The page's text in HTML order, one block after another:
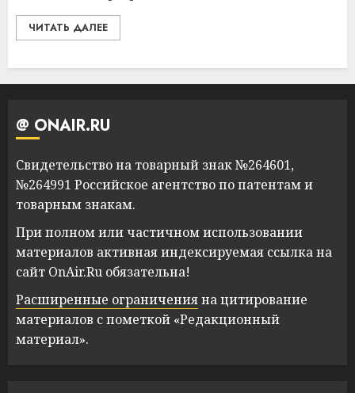
ЧИТАТЬ ДАЛЕЕ
@ ONAIR.RU
Свидетельство на товарный знак №264601,
№264991 Российское агентство по патентам и
товарным знакам.
При полном или частичном использовании
материалов активная индексируемая ссылка на
сайт OnAir.Ru обязательна!
Расширенные ограниченияна цитирование
материалов с пометкой «Редакционный
материал».